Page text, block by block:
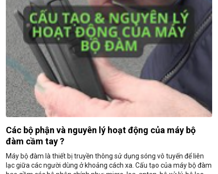
Các bộ phận và nguyên lý hoạt động của máy bộ
đàm cầm tay ?
Máy bộ đàm là thiết bị truyền thông sử dụng sóng vô tuyến để liên
lạc giữa các người dùng ở khoảng cách xa. Cấu tạo của máy bộ đàm